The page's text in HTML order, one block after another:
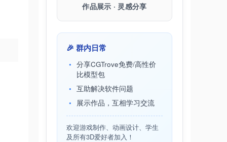
作品展示 · 灵感分享
🎉 群内日常
分享CGTrove免费/高性价
比模型包
互助解决软件问题
展示作品，互相学习交流
欢迎游戏制作、动画设计、学生
及所有3D爱好者加入！